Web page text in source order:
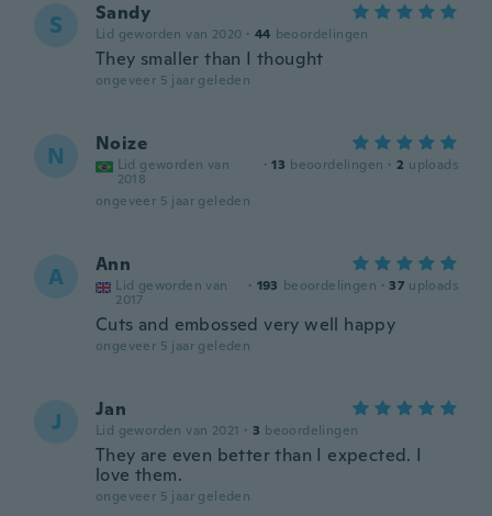
S Sandy
Lid geworden van 2020 · 44 beoordelingen
They smaller than I thought
ongeveer 5 jaar geleden
N Noize
Lid geworden van
2018
· 13 beoordelingen · 2 uploads
ongeveer 5 jaar geleden
A Ann
Lid geworden van
2017
· 193 beoordelingen · 37 uploads
Cuts and embossed very well happy
ongeveer 5 jaar geleden
J Jan
Lid geworden van 2021 · 3 beoordelingen
They are even better than I expected. I
love them.
ongeveer 5 jaar geleden